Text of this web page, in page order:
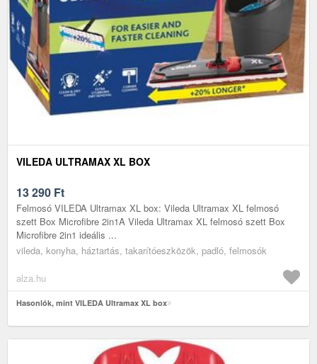
VILEDA ULTRAMAX XL BOX
13 290 Ft
Felmosó VILEDA Ultramax XL box: Vileda Ultramax XL felmosó
szett Box Microfibre 2in1A Vileda Ultramax XL felmosó szett Box
Microfibre 2in1 ideális ...
vileda, konyha, háztartás, takarítóeszközök, padló, felmosók
alza.hu
Hasonlók, mint VILEDA Ultramax XL box